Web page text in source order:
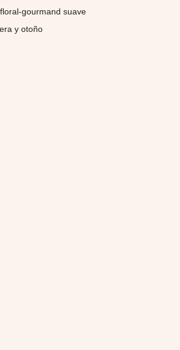
gourmand suave
y otoño